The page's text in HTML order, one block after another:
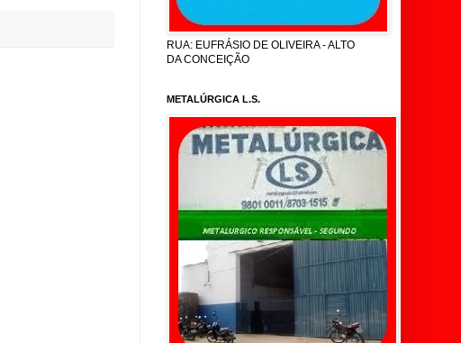
RUA: EUFRÁSIO DE OLIVEIRA - ALTO
DA CONCEIÇÃO
METALÚRGICA L.S.